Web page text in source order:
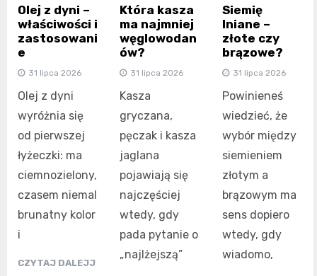
Olej z dyni –
właściwości i
zastosowani
e
31 lipca 2026
Olej z dyni
wyróżnia się
od pierwszej
łyżeczki: ma
ciemnozielony,
czasem niemal
brunatny kolor
i
CZYTAJ DALEJJ
Która kasza
ma najmniej
węglowodan
ów?
31 lipca 2026
Kasza
gryczana,
pęczak i kasza
jaglana
pojawiają się
najczęściej
wtedy, gdy
pada pytanie o
„najlżejszą”
Siemię
lniane –
złote czy
brązowe?
31 lipca 2026
Powinieneś
wiedzieć, że
wybór między
siemieniem
złotym a
brązowym ma
sens dopiero
wtedy, gdy
wiadomo,